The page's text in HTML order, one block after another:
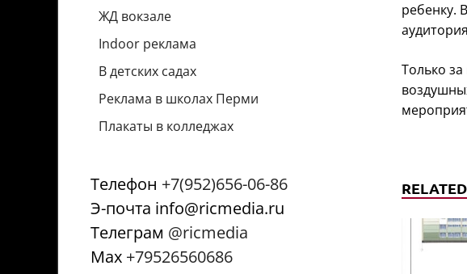
ребенку.
Только
ЖД вокзале
Indoor реклама
В детских садах
Реклама в школах Перми
Плакаты в колледжах
Телефон +7(952)656-06-86
Э-почта info@ricmedia.ru
Телеграм @ricmedia
Мах +79526560686